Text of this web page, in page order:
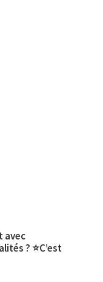
avec
? ⭐C’est